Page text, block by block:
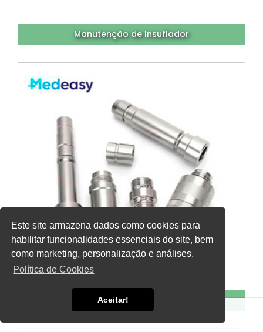
Este site armazena dados como cookies para
habilitar funcionalidades essenciais do site, bem
como marketing, personalização e análises.
Política de Cookies
Aceitar!
Manutenção de Insuflador
Manutenção de Material Cirúrgico